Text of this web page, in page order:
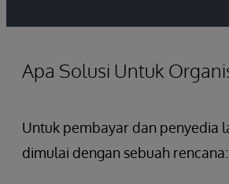
Apa Solusi Untuk
Untuk pembayar dan penyedia
dimulai dengan sebuah rencana: